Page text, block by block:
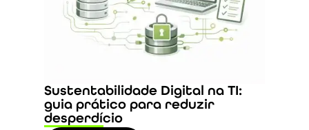
Sustentabilidade Digital na TI:
guia prático para reduzir
desperdício